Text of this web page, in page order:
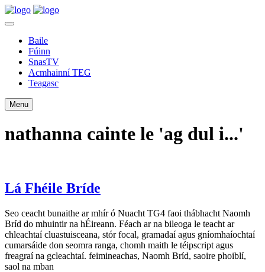
Baile
Fúinn
SnasTV
Acmhainní TEG
Teagasc
Menu
nathanna cainte le 'ag dul i...'
Lá Fhéile Bríde
Seo ceacht bunaithe ar mhír ó Nuacht TG4 faoi thábhacht Naomh
Bríd do mhuintir na hÉireann. Féach ar na bileoga le teacht ar
chleachtaí cluastuisceana, stór focal, gramadaí agus gníomhaíochtaí
cumarsáide don seomra ranga, chomh maith le téipscript agus
freagraí na gcleachtaí. feimineachas, Naomh Bríd, saoire phoiblí,
saol na mban